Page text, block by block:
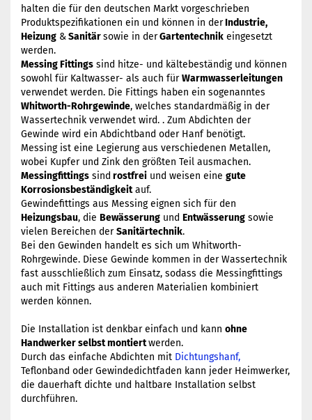
halten die für den deutschen Markt vorgeschrieben
Produktspezifikationen ein und können in derIndustrie,
Heizung &Sanitärsowie in derGartentechnik eingesetzt
werden.
Messing Fittings sind hitze- und kältebeständig und können
sowohl für Kaltwasser- als auch fürWarmwasserleitungen
verwendet werden. Die Fittings haben ein sogenanntes
Whitworth-Rohrgewinde, welches standardmäßig in der
Wassertechnik verwendet wird. . Zum Abdichten der
Gewinde wird ein Abdichtband oder Hanf benötigt.
Messing ist eine Legierung aus verschiedenen Metallen,
wobei Kupfer und Zink den größten Teil ausmachen.
Messingfittings sind rostfrei und weisen eine gute
Korrosionsbeständigkeitauf.
Gewindefittings aus Messing eignen sich für den
Heizungsbau, die Bewässerung und Entwässerung sowie
vielen Bereichen derSanitärtechnik.
Bei den Gewinden handelt es sich um Whitworth-
Rohrgewinde. Diese Gewinde kommen in der Wassertechnik
fast ausschließlich zum Einsatz, sodass die Messingfittings
auch mit Fittings aus anderen Materialien kombiniert
werden können.
Die Installation ist denkbar einfach und kann ohne
Handwerker selbst montiertwerden.
Durch das einfache Abdichten mit Dichtungshanf,
Teflonband oder Gewindedichtfaden kann jeder Heimwerker,
die dauerhaft dichte und haltbare Installation selbst
durchführen.